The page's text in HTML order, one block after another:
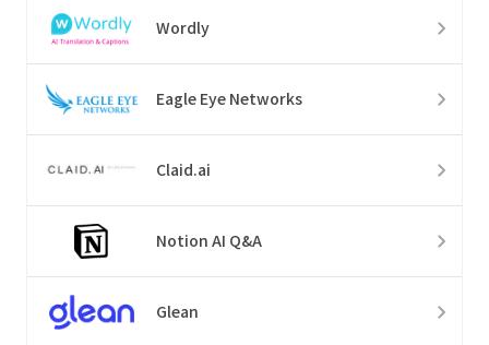
Wordly
Eagle Eye Networks
Claid.ai
Notion AI Q&A
Glean